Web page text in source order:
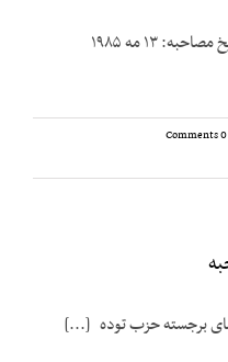
روایت‌کننده: آقای مصطفی لنکرانی تاریخ مصاحبه: ۱۳ مه ۱۹۸۵
0 Comments
برجسته حزب توده [...]